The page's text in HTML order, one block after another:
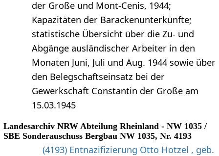
der Große und Mont-Cenis, 1944;
Kapazitäten der Barackenunterkünfte;
statistische Übersicht über die Zu- und
Abgänge ausländischer Arbeiter in den
Monaten Juni, Juli und Aug. 1944 sowie über
den Belegschaftseinsatz bei der
Gewerkschaft Constantin der Große am
15.03.1945
Landesarchiv NRW Abteilung Rheinland - NW 1035 /
SBE Sonderauschuss Bergbau NW 1035, Nr. 4193
(4193) Entnazifizierung Otto Hotzel , geb.